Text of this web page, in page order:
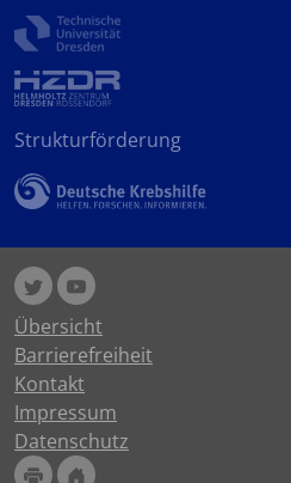
Strukturförderung
Übersicht
Barrierefreiheit
Kontakt
Impressum
Datenschutz